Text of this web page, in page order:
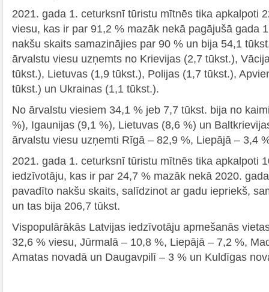
2021. gada 1. ceturksnī tūristu mītnēs tika apkalpoti
viesu, kas ir par 91,2 % mazāk nekā pagājušā gada
nakšu skaits samazinājies par 90 % un bija 54,1
ārvalstu viesu uzņemts no Krievijas (2,7 tūkst.),
tūkst.), Lietuvas (1,9 tūkst.), Polijas (1,7 tūkst.),
tūkst.) un Ukrainas (1,1 tūkst.).
No ārvalstu viesiem 34,1 % jeb 7,7 tūkst. bija no
%), Igaunijas (9,1 %), Lietuvas (8,6 %) un
ārvalstu viesu uzņemti Rīgā – 82,9 %, Liepājā – 3,4
2021. gada 1. ceturksnī tūristu mītnēs tika apkalpoti
iedzīvotāju, kas ir par 24,7 % mazāk nekā 2020.
pavadīto nakšu skaits, salīdzinot ar gadu iepriekš,
un tas bija 206,7 tūkst.
Vispopulārākās Latvijas iedzīvotāju apmešanās
32,6 % viesu, Jūrmalā – 10,8 %, Liepājā – 7,2 %,
Amatas novadā un Daugavpilī – 3 % un Kuldīgas